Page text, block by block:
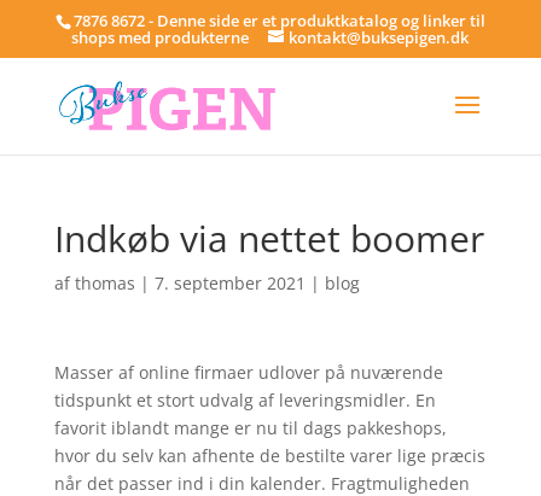
7876 8672 - Denne side er et produktkatalog og linker til
shops med produkterne kontakt@buksepigen.dk
Indkøb via nettet boomer
afthomas | 7. september 2021 | blog
Masser af online firmaer udlover på nuværende
tidspunkt et stort udvalg af leveringsmidler. En
favorit iblandt mange er nu til dags pakkeshops,
hvor du selv kan afhente de bestilte varer lige præcis
når det passer ind i din kalender. Fragtmuligheden